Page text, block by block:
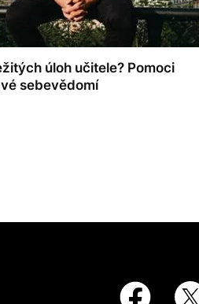
úloh učitele? Pomoci
sebevědomí